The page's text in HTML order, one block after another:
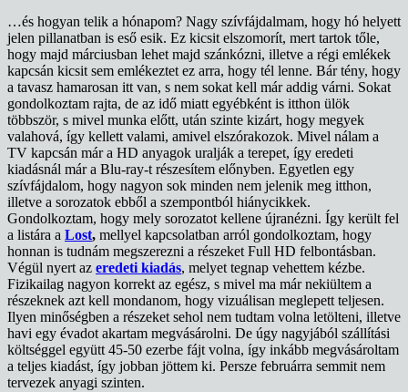
…és hogyan telik a hónapom? Nagy szívfájdalmam, hogy hó helyett
jelen pillanatban is eső esik. Ez kicsit elszomorít, mert tartok tőle,
hogy majd márciusban lehet majd szánkózni, illetve a régi emlékek
kapcsán kicsit sem emlékeztet ez arra, hogy tél lenne. Bár tény, hogy
a tavasz hamarosan itt van, s nem sokat kell már addig várni. Sokat
gondolkoztam rajta, de az idő miatt egyébként is itthon ülök
többször, s mivel munka előtt, után szinte kizárt, hogy megyek
valahová, így kellett valami, amivel elszórakozok. Mivel nálam a
TV kapcsán már a HD anyagok uralják a terepet, így eredeti
kiadásnál már a Blu-ray-t részesítem előnyben. Egyetlen egy
szívfájdalom, hogy nagyon sok minden nem jelenik meg itthon,
illetve a sorozatok ebből a szempontból hiánycikkek.
Gondolkoztam, hogy mely sorozatot kellene újranézni. Így került fel
a listára a Lost, mellyel kapcsolatban arról gondolkoztam, hogy
honnan is tudnám megszerezni a részeket Full HD felbontásban.
Végül nyert az eredeti kiadás, melyet tegnap vehettem kézbe.
Fizikailag nagyon korrekt az egész, s mivel ma már nekiültem a
részeknek azt kell mondanom, hogy vizuálisan meglepett teljesen.
Ilyen minőségben a részeket sehol nem tudtam volna letölteni, illetve
havi egy évadot akartam megvásárolni. De úgy nagyjából szállítási
költséggel együtt 45-50 ezerbe fájt volna, így inkább megvásároltam
a teljes kiadást, így jobban jöttem ki. Persze februárra semmit nem
tervezek anyagi szinten.